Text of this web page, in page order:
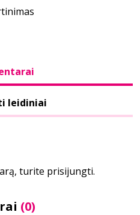
info@elvislab.lt
leidiniai
(0)
turite prisijungti.